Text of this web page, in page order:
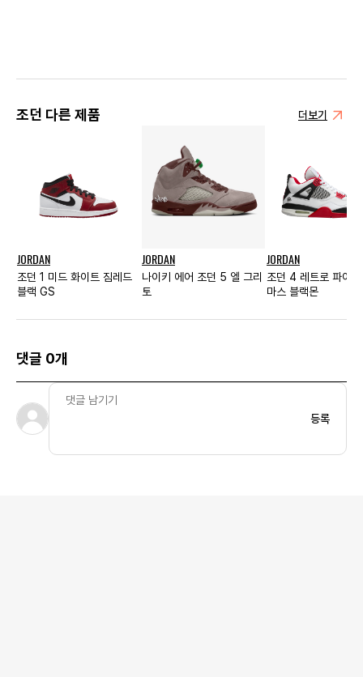
조던 다른 제품 더보기
JORDAN
조던 1 미드 화이트 짐레드
블랙 GS
JORDAN
나이키 에어 조던 5 엘 그리
토
JORDAN
조던 4 레트로 파이
마스 블랙몬
댓글 0개
등록